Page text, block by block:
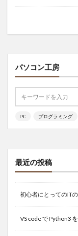
パソコン工房
PC プログラミング
最近の投稿
初心者にとってのIT
VS code で Python3